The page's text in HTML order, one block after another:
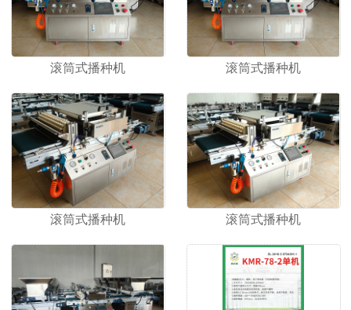
滚筒式播种机 滚筒式播种机
滚筒式播种机 滚筒式播种机